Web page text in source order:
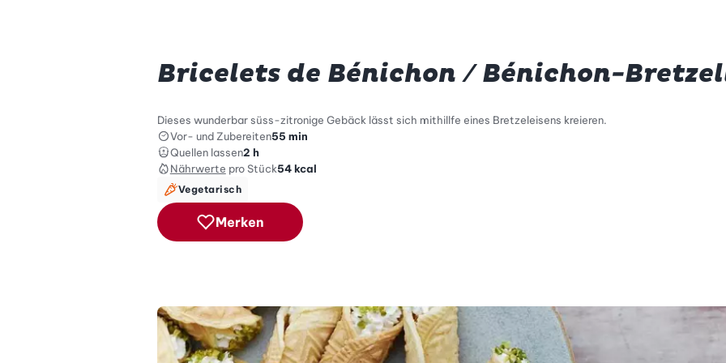
Bricelets de Bénichon / Bénichon-
Dieses wunderbar süss-zitronige Gebäck lässt sich mithillfe eines Bretzeleisens kreieren.
Vor- und Zubereiten55 min
Quellen lassen2 h
Nährwerte pro Stück54 kcal
Vegetarisch
Merken